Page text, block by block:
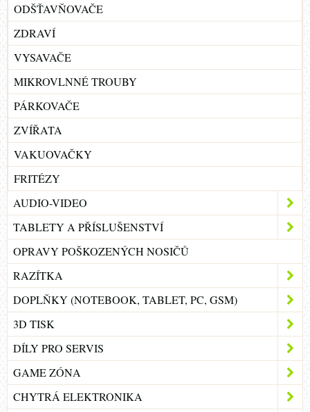
ODŠŤAVŇOVAČE
ZDRAVÍ
VYSAVAČE
MIKROVLNNÉ TROUBY
PÁRKOVAČE
ZVÍŘATA
VAKUOVAČKY
FRITÉZY
AUDIO-VIDEO
TABLETY A PŘÍSLUŠENSTVÍ
OPRAVY POŠKOZENÝCH NOSIČŮ
RAZÍTKA
DOPLŇKY (NOTEBOOK, TABLET, PC, GSM)
3D TISK
DÍLY PRO SERVIS
GAME ZÓNA
CHYTRÁ ELEKTRONIKA